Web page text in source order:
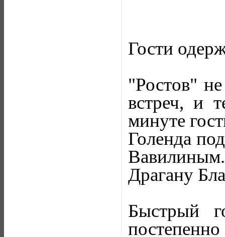
Гости
"Ростов"
встреч, и
минуте
Голенда
Драгану
Быстрый